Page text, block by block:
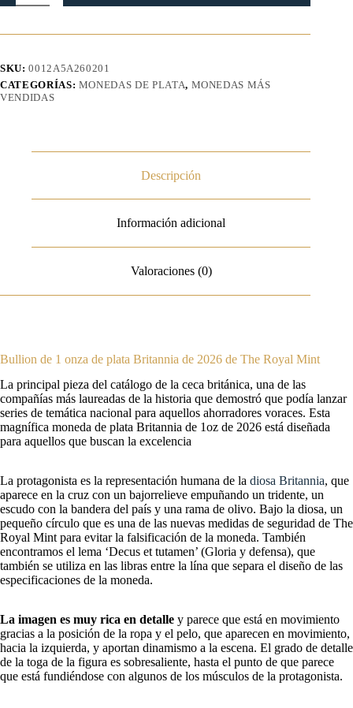
Plata
oz
SKU:0012A5A260201
CATEGORÍAS: MONEDAS DE PLATA, MONEDAS MÁS
VENDIDAS
Descripción
Información adicional
Valoraciones (0)
Bullion de 1 onza de plata Britannia de 2026 de The Royal Mint
La principal pieza del catálogo de la ceca británica, una de las
compañías más laureadas de la historia que demostró que podía lanzar
series de temática nacional para aquellos ahorradores voraces. Esta
magnífica moneda de plata Britannia de 1oz de 2026 está diseñada
para aquellos que buscan la excelencia
La protagonista es la representación humana de la diosa Britannia, que
aparece en la cruz con un bajorrelieve empuñando un tridente, un
escudo con la bandera del país y una rama de olivo. Bajo la diosa, un
pequeño círculo que es una de las nuevas medidas de seguridad de The
Royal Mint para evitar la falsificación de la moneda. También
encontramos el lema ‘Decus et tutamen’ (Gloria y defensa), que
también se utiliza en las libras entre la lína que separa el diseño de las
especificaciones de la moneda.
La imagen es muy rica en detalle y parece que está en movimiento
gracias a la posición de la ropa y el pelo, que aparecen en movimiento,
hacia la izquierda, y aportan dinamismo a la escena. El grado de detalle
de la toga de la figura es sobresaliente, hasta el punto de que parece
que está fundiéndose con algunos de los músculos de la protagonista.